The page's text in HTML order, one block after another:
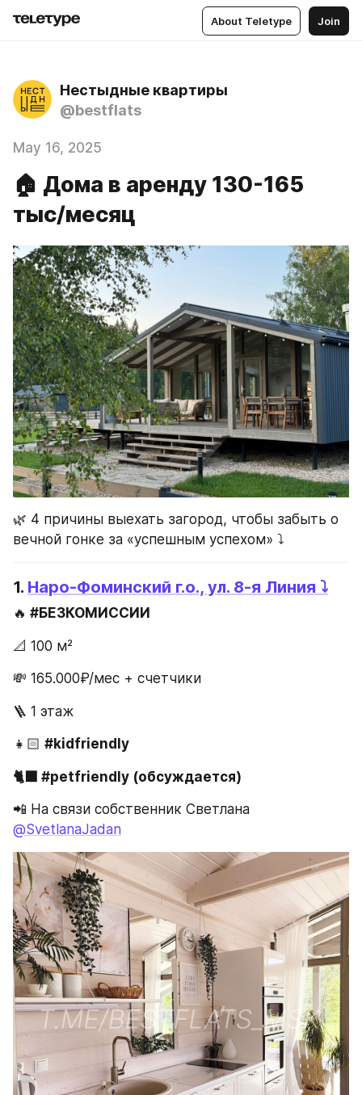
About Teletype Join
Нестыдные квартиры
@bestflats
May 16, 2025
🏠 Дома в аренду 130-165
тыс/месяц
🌿 4 причины выехать загород, чтобы забыть о
вечной гонке за «успешным успехом» ⤵️
1. Наро-Фоминский г.о., ул. 8-я Линия ⤵️
🔥 #БЕЗКОМИССИИ
📐 100 м²
💸 165.000₽/мес + счетчики
🪜 1 этаж
👧🏻 #kidfriendly
🐈‍⬛ #petfriendly (обсуждается)
@SvetlanaJadan